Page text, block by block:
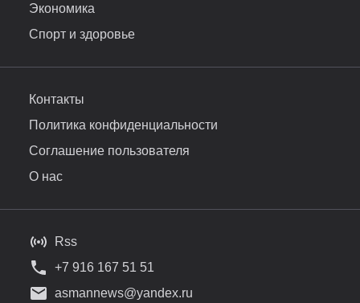
Экономика
Спорт и здоровье
Контакты
Политика конфиденциальности
Соглашение пользователя
О нас
Rss
+7 916 167 51 51
asmannews@yandex.ru